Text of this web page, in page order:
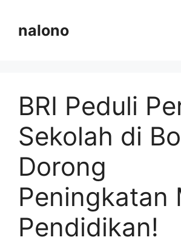
nalono
BRI Peduli
Sekolah di
Dorong
Peningkatan
Pendidikan!